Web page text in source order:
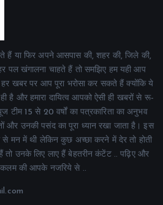
हैं या फिर अपने आसपास की, शहर की, जिले की,
पल खंगालना चाहते हैं तो समझिए हम यही आप
खबर पर आप पूरा भरोसा कर सकते हैं क्योंकि ये
है और हमारा दायित्व आपको ऐसी ही खबरों से रू-
टीम 15 से 20 वर्षों का पत्रकारिता का अनुभव
और उनकी पसंद का पूरा ध्यान रखा जाता है। इस
से मन में थी लेकिन कुछ अच्छा करने में देर तो होती
उनके लिए लाए हैं बेहतरीन कंटेंट .. पढ़िए और
कलम की आपके नजरिये से ..